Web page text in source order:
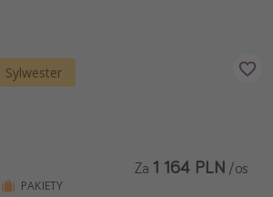
Sylwester
PAKIETY
Za 1 164 PLN /os